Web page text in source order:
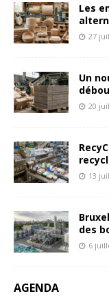
Les
27
Un
20
13
des
6
AGENDA